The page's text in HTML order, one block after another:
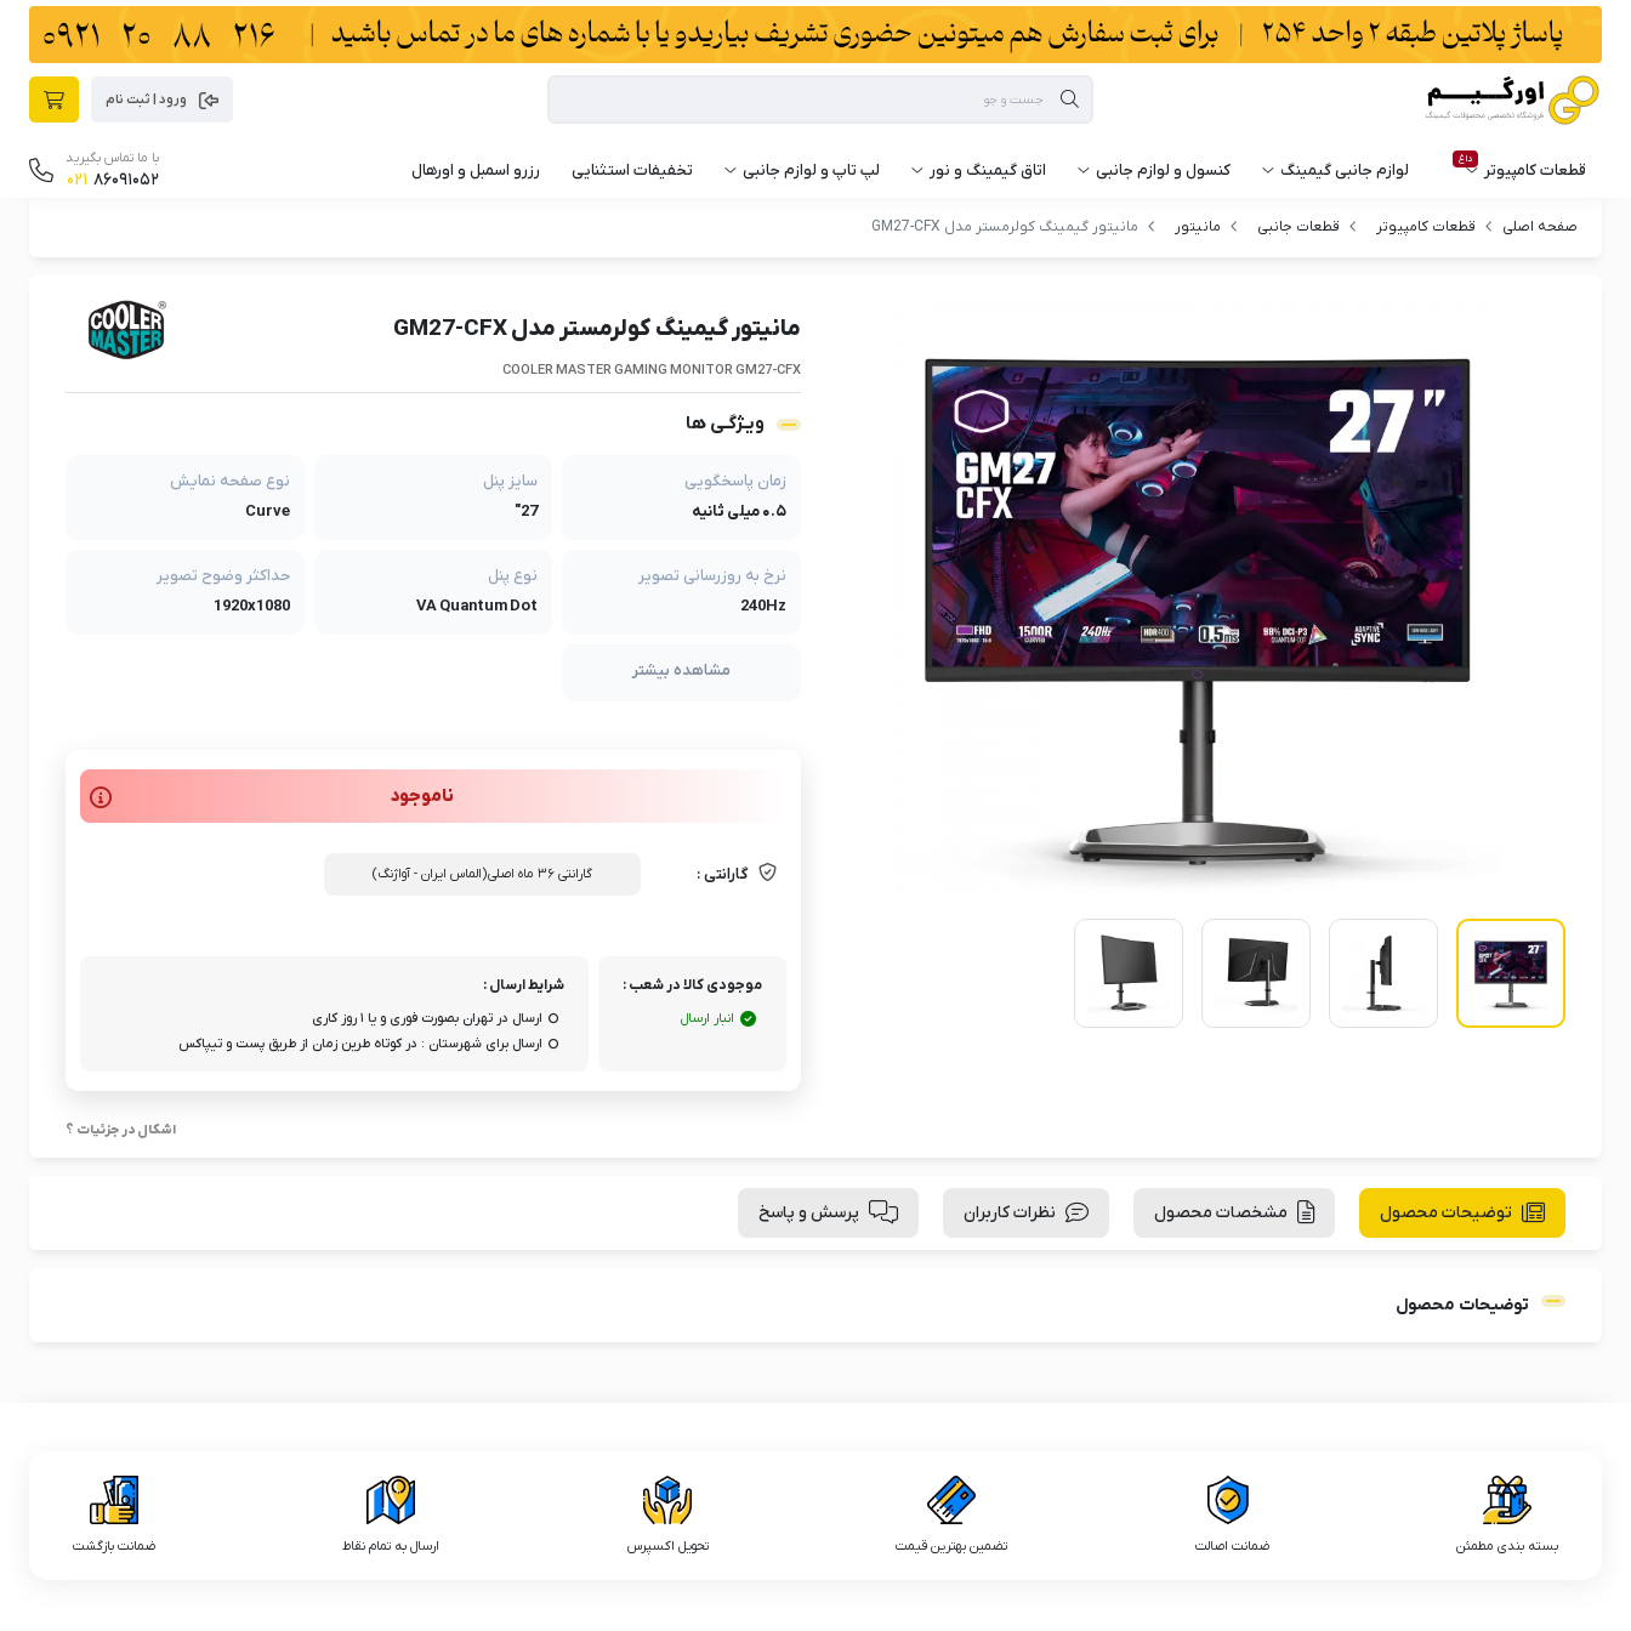
ورود | ثبت نام
قطعات کامپیوتر
داغ
لوازم جانبی گیمینگ کنسول و لوازم جانبی اتاق گیمینگ و نور لپ تاپ و لوازم جانبی تخفیفات استثنایی رزرو اسمبل و اورهال
با ما تماس بگیرید
021 86091052
صفحه اصلی قطعات کامپیوتر قطعات جانبی مانیتور مانیتور گیمینگ کولرمستر مدل GM27-CFX
مانیتور گیمینگ کولرمستر مدل GM27-CFX
COOLER MASTER GAMING MONITOR GM27-CFX
ویـژگـی ها
زمان پاسخگویی
۰.۵ میلی ثانیه
سایز پنل
27"
نوع صفحه نمایش
Curve
نرخ به روزرسانی تصویر
240Hz
نوع پنل
VA Quantum Dot
حداکثر وضوح تصویر
1920x1080
مشاهده بیشتر
ناموجود
گارانتی : گارانتی ۳۶ ماه اصلی(الماس ایران - آواژنگ)
موجودی کالا در شعب :
انبار ارسال
شرایط ارسال :
ارسال در تهران بصورت فوری و یا ۱ روز کاری
ارسال برای شهرستان : در کوتاه طرین زمان از طریق پست و تیپاکس
اشکال در جزئیات ؟
توضیحات محصول مشخصات محصول نظرات کاربران پرسش و پاسخ
توضیحات محصول
بسته بندی مطمئن ضمانت اصالت تضمین بهترین قیمت تحویل اکسپرس ارسال به تمام نقاط ضمانت بازگشت